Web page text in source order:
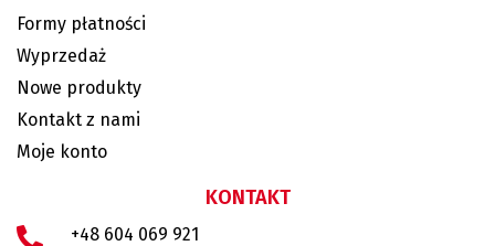
Formy płatności
Wyprzedaż
Nowe produkty
Kontakt z nami
Moje konto
KONTAKT
+48 604 069 921